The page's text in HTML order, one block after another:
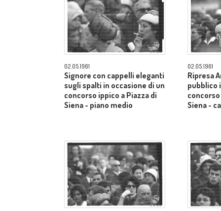
02.05.1961
Signore con cappelli eleganti
sugli spalti in occasione di un
concorso ippico a Piazza di
Siena - piano medio
02.05.1961
Ripresa
pubblico
Siena -